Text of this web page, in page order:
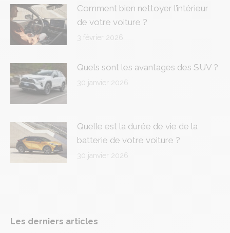
Comment bien nettoyer l’intérieur
de votre voiture ?
3 février 2026
Quels sont les avantages des SUV ?
30 janvier 2026
Quelle est la durée de vie de la
batterie de votre voiture ?
30 janvier 2026
Les derniers articles